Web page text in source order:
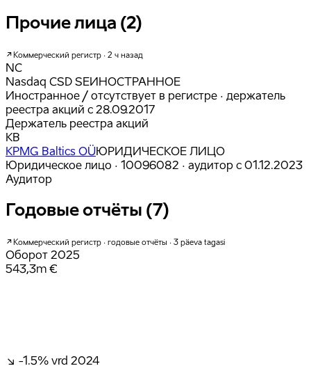
Прочие лица (2)
Коммерческий регистр · 2 ч назад
NC
Nasdaq CSD SEИНОСТРАННОЕ
Иностранное / отсутствует в регистре · держатель
реестра акций с 28.09.2017
Держатель реестра акций
KB
KPMG Baltics OÜЮРИДИЧЕСКОЕ ЛИЦО
Юридическое лицо · 10096082 · аудитор с 01.12.2023
Аудитор
Годовые отчёты (7)
Коммерческий регистр · годовые отчёты · 3 päeva tagasi
Оборот 2025
543,3m €
↘ -1.5% vrd 2024